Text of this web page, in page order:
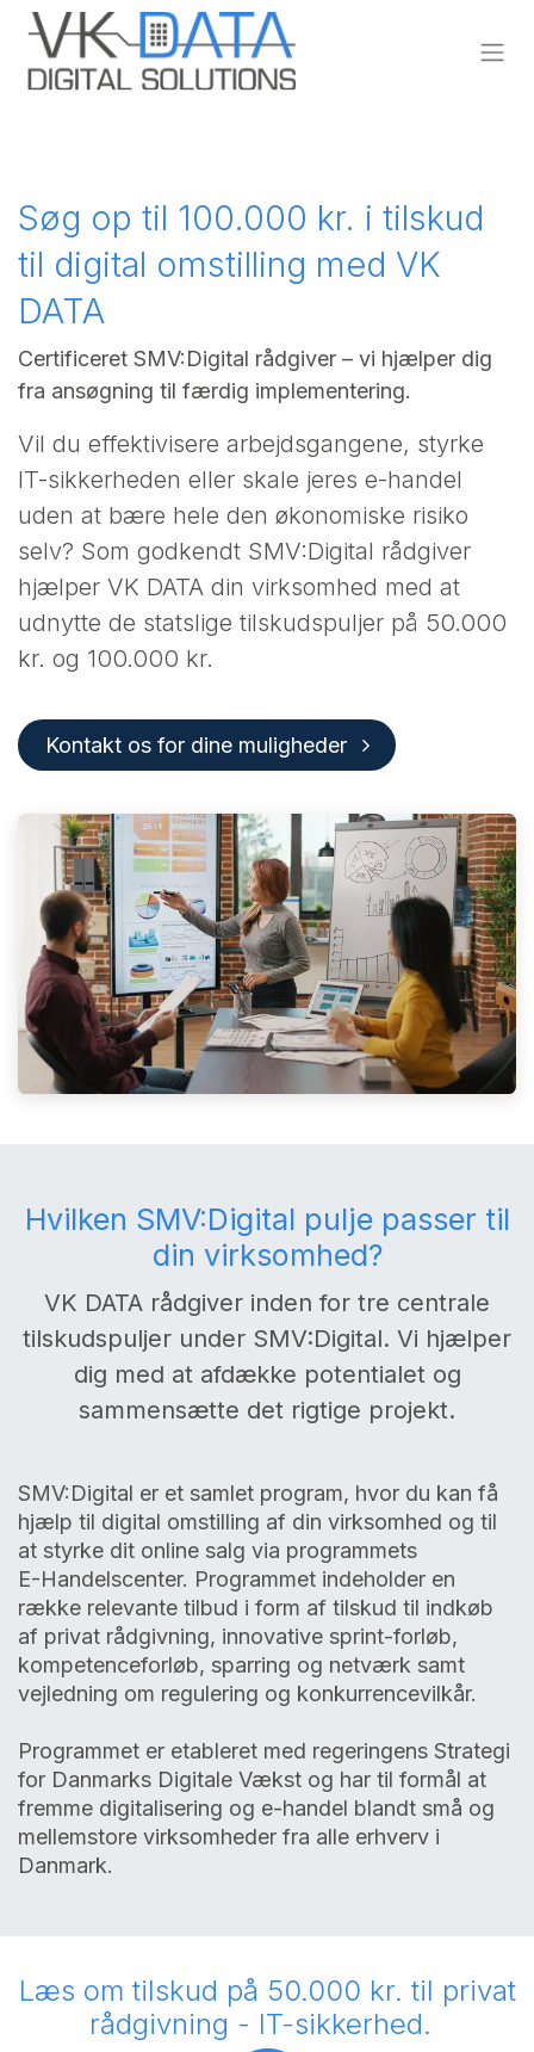
Skip to Content
Søg op til 100.000 kr. i tilskud
til digital omstilling med VK
DATA
Certificeret SMV:Digital rådgiver – vi hjælper dig
fra ansøgning til færdig implementering.
Vil du effektivisere arbejdsgangene, styrke
IT-sikkerheden eller skale jeres e-handel
uden at bære hele den økonomiske risiko
selv? Som godkendt SMV:Digital rådgiver
hjælper VK DATA din virksomhed med at
udnytte de statslige tilskudspuljer på 50.000
kr. og 100.000 kr.
Kontakt os for dine muligheder
Hvilken SMV:Digital pulje passer til
din virksomhed?
VK DATA rådgiver inden for tre centrale
tilskudspuljer under SMV:Digital. Vi hjælper
dig med at afdække potentialet og
sammensætte det rigtige projekt.
SMV:Digital er et samlet program, hvor du kan få
hjælp til digital omstilling af din virksomhed og til
at styrke dit online salg via programmets
E-Handelscenter. Programmet indeholder en
række relevante tilbud i form af tilskud til indkøb
af privat rådgivning, innovative sprint-forløb,
kompetenceforløb, sparring og netværk samt
vejledning om regulering og konkurrencevilkår.
Programmet er etableret med regeringens Strategi
for Danmarks Digitale Vækst og har til formål at
fremme digitalisering og e-handel blandt små og
mellemstore virksomheder fra alle erhverv i
Danmark.
Læs om tilskud på 50.000 kr. til privat
rådgivning - IT-sikkerhed.